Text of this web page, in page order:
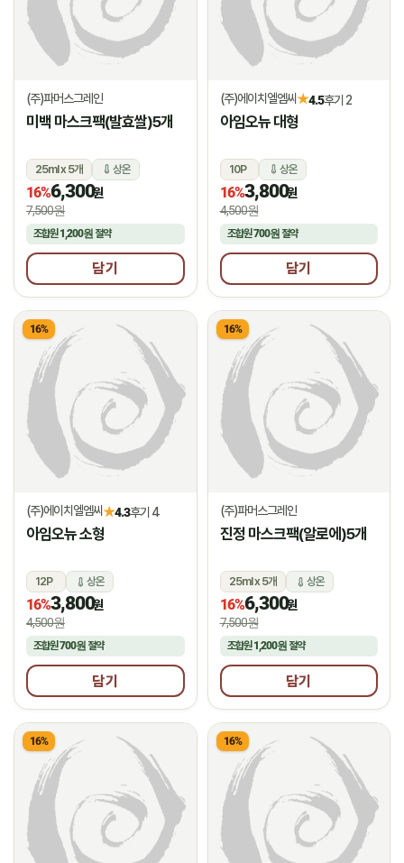
(주)파머스그레인
미백 마스크팩(발효쌀)5개
25ml x 5개 상온
16%6,300원
7,500원
조합원1,200원 절약
담기
(주)에이치엘엠씨★4.5후기 2
아임오뉴 대형
10P 상온
16%3,800원
4,500원
조합원700원절약
담기
16%
(주)에이치엘엠씨★4.3후기 4
아임오뉴 소형
12P 상온
16%3,800원
4,500원
조합원700원 절약
담기
16%
(주)파머스그레인
진정 마스크팩(알로에)5개
25ml x 5개 상온
16%6,300원
7,500원
조합원1,200원절약
담기
16% 16%